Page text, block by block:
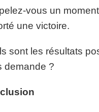
vous un
une victoire.
sont les résultats
demande ?